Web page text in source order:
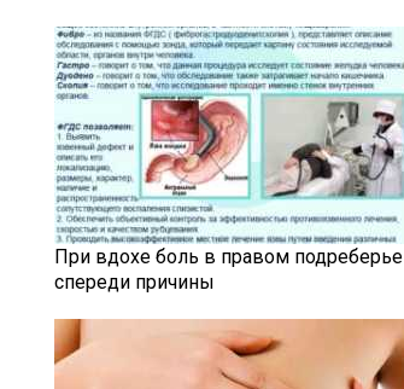
При вдохе боль в правом подреберье
спереди причины